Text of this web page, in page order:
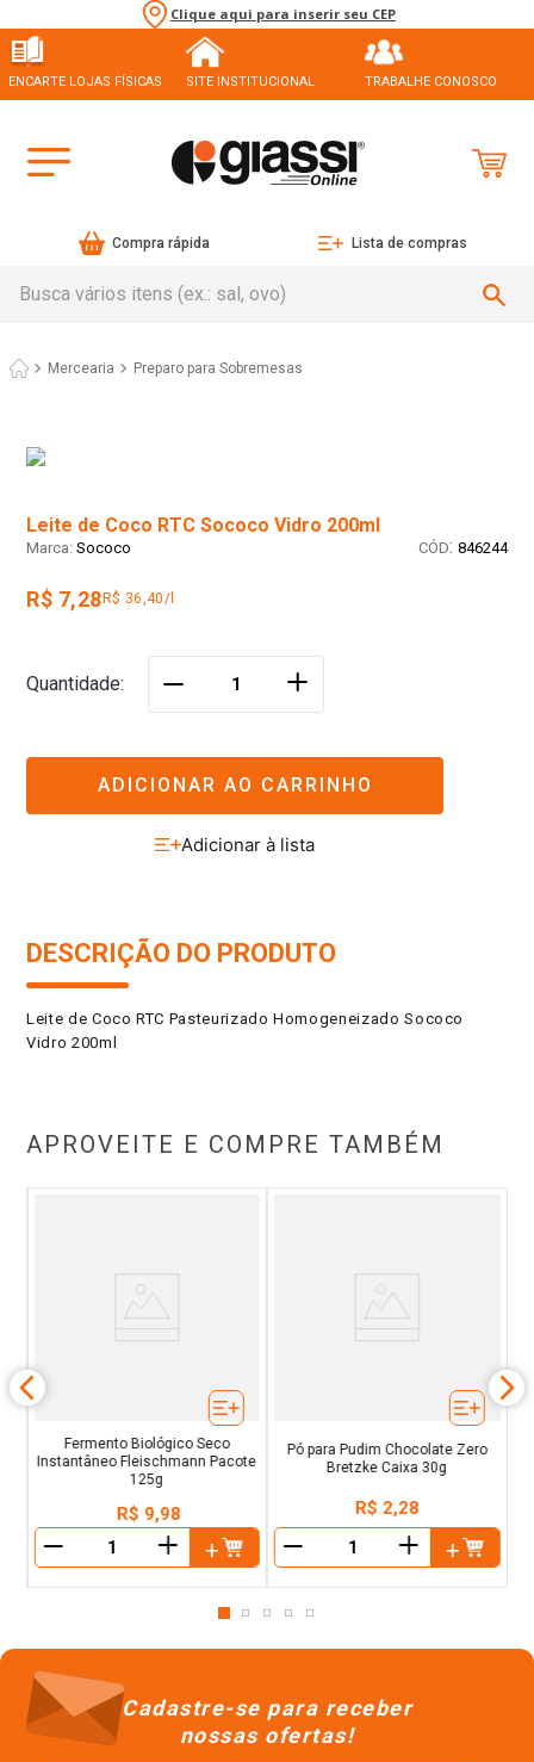
Clique aqui para inserir seu CEP
ENCARTE LOJAS FÍSICAS SITE INSTITUCIONAL TRABALHE CONOSCO
Compra rápida Lista de compras
Mercearia Preparo para Sobremesas
Leite de Coco RTC Sococo Vidro 200ml
Sococo : 846244
R$ 7,28 R$ 36,40/l
Quantidade ＋
ADICIONAR AO CARRINHO
DESCRIÇÃO DO PRODUTO
Leite de Coco RTC Pasteurizado Homogeneizado Sococo
Vidro 200ml
APROVEITE E COMPRE TAMBÉM
Fermento Biológico Seco
Instantâneo Fleischmann Pacote
125g
R$ 9,98
＋
Pó para Pudim Chocolate Zero
Bretzke Caixa 30g
R$ 2,28
＋
Cadastre-se para receber
nossas ofertas!